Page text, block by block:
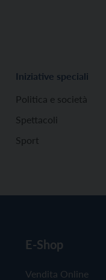
Iniziative speciali
Politica e società
Spettacoli
Sport
E-Shop
Vendita Online